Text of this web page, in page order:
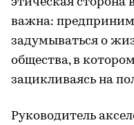
важна:
задумываться о
общества, в
зацикливаясь на
Руководитель